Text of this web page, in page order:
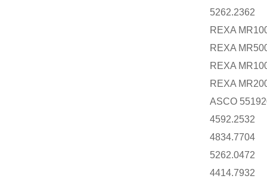
5262.2362
REXA
REXA
REXA
REXA
ASCO
4592.2532
4834.7704
5262.0472
4414.7932